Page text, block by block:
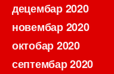
децембар 2020
новембар 2020
октобар 2020
септембар 2020